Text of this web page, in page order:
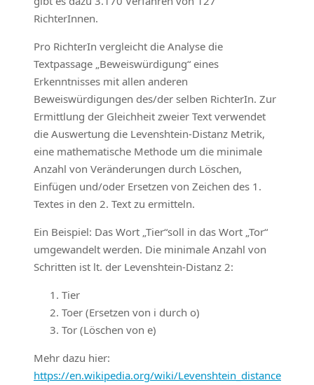
RichterInnen.
Pro RichterIn vergleicht die Analyse die
Textpassage „Beweiswürdigung“ eines
Erkenntnisses mit allen anderen
Beweiswürdigungen des/der selben RichterIn. Zur
Ermittlung der Gleichheit zweier Text verwendet
die Auswertung die Levenshtein-Distanz Metrik,
eine mathematische Methode um die minimale
Anzahl von Veränderungen durch Löschen,
Einfügen und/oder Ersetzen von Zeichen des 1.
Textes in den 2. Text zu ermitteln.
Ein Beispiel: Das Wort „Tier“soll in das Wort „Tor“
umgewandelt werden. Die minimale Anzahl von
Schritten ist lt. der Levenshtein-Distanz 2:
Tier
Toer (Ersetzen von i durch o)
Tor (Löschen von e)
Mehr dazu hier:
https://en.wikipedia.org/wiki/Levenshtein_distance